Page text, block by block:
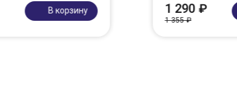
В корзину 1 290 ₽
1 355 ₽